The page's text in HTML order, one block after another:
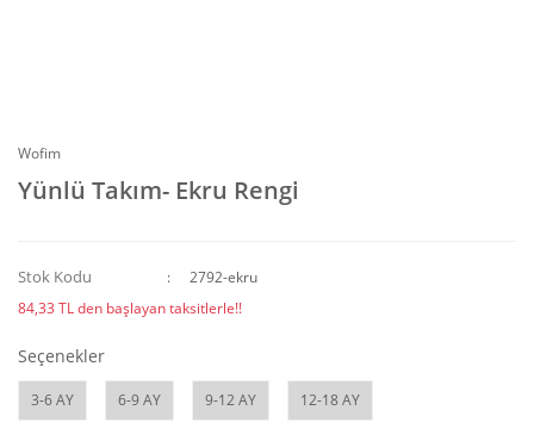
Wofim
Yünlü Takım- Ekru Rengi
Stok Kodu
2792-ekru
84,33 TL den başlayan taksitlerle!!
Seçenekler
3-6 AY 6-9 AY 9-12 AY 12-18 AY